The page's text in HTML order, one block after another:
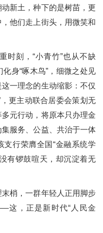
新土，种下的是树苗，更
他们走上街头，用微笑和
刻，“小青竹”也从不缺
身“啄木鸟”，细微之处见
一理念的生动缩影：不仅
更主动联合居委会策划无
元行动，将原本只办理金
服务、公益、共治于一体
支行荣膺全国“金融系统学
有锣鼓喧天，却沉淀着无
梢，一群年轻人正用脚步
这，正是新时代“人民金